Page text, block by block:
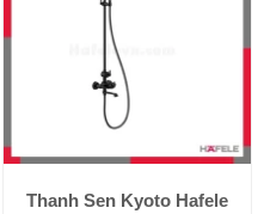
Thanh Sen Kyoto Hafele